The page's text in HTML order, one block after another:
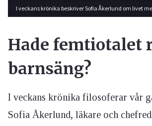
Hade femtiotalet
barnsäng?
I veckans krönika filosoferar vår
Sofia Åkerlund, läkare och